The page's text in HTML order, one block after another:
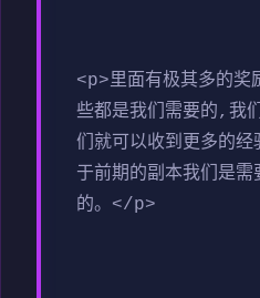
<p>里面有极其多的
些都是我们需要的,我
们就可以收到更多的
于前期的副本我们是需
的。</p>